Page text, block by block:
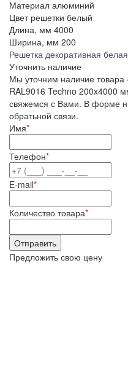
Материал алюминий
Цвет решетки белый
Длина, мм 4000
Ширина, мм 200
Решетка декоративная
Уточнить наличие
Мы уточним наличие товара
RAL9016 Techno 200x4000
свяжемся с Вами. В форме
обратьной связи.
Имя*
Телефон*
E-mail*
Количество товара*
Предложить свою цену